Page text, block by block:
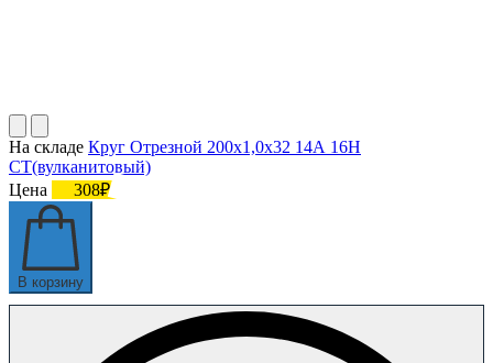
На складе Круг Отрезной 200х1,0х32 14А 16Н
СТ(вулканитовый)
Цена
308₽
В корзину